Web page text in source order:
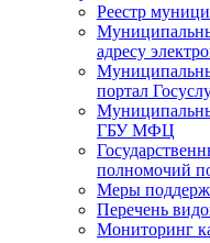
Реестр
адресу
портал
ГБУ МФЦ
полномочий
Меры
Перечень
Мониторинг